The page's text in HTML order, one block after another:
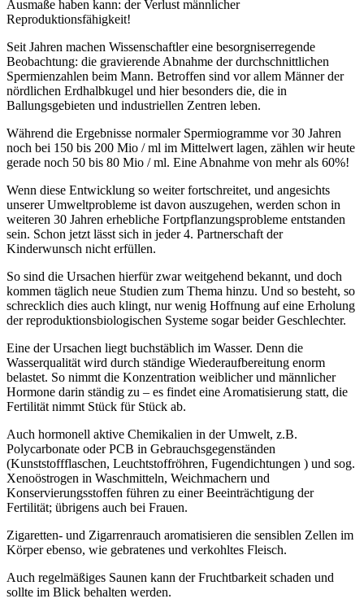
Ausmaße haben kann: der Verlust männlicher
Reproduktionsfähigkeit!
Seit Jahren machen Wissenschaftler eine besorgniserregende
Beobachtung: die gravierende Abnahme der durchschnittlichen
Spermienzahlen beim Mann. Betroffen sind vor allem Männer der
nördlichen Erdhalbkugel und hier besonders die, die in
Ballungsgebieten und industriellen Zentren leben.
Während die Ergebnisse normaler Spermiogramme vor 30 Jahren
noch bei 150 bis 200 Mio / ml im Mittelwert lagen, zählen wir heute
gerade noch 50 bis 80 Mio / ml. Eine Abnahme von mehr als 60%!
Wenn diese Entwicklung so weiter fortschreitet, und angesichts
unserer Umweltprobleme ist davon auszugehen, werden schon in
weiteren 30 Jahren erhebliche Fortpflanzungsprobleme entstanden
sein. Schon jetzt lässt sich in jeder 4. Partnerschaft der
Kinderwunsch nicht erfüllen.
So sind die Ursachen hierfür zwar weitgehend bekannt, und doch
kommen täglich neue Studien zum Thema hinzu. Und so besteht, so
schrecklich dies auch klingt, nur wenig Hoffnung auf eine Erholung
der reproduktionsbiologischen Systeme sogar beider Geschlechter.
Eine der Ursachen liegt buchstäblich im Wasser. Denn die
Wasserqualität wird durch ständige Wiederaufbereitung enorm
belastet. So nimmt die Konzentration weiblicher und männlicher
Hormone darin ständig zu – es findet eine Aromatisierung statt, die
Fertilität nimmt Stück für Stück ab.
Auch hormonell aktive Chemikalien in der Umwelt, z.B.
Polycarbonate oder PCB in Gebrauchsgegenständen
(Kunststoffflaschen, Leuchtstoffröhren, Fugendichtungen ) und sog.
Xenoöstrogen in Waschmitteln, Weichmachern und
Konservierungsstoffen führen zu einer Beeinträchtigung der
Fertilität; übrigens auch bei Frauen.
Zigaretten- und Zigarrenrauch aromatisieren die sensiblen Zellen im
Körper ebenso, wie gebratenes und verkohltes Fleisch.
Auch regelmäßiges Saunen kann der Fruchtbarkeit schaden und
sollte im Blick behalten werden.